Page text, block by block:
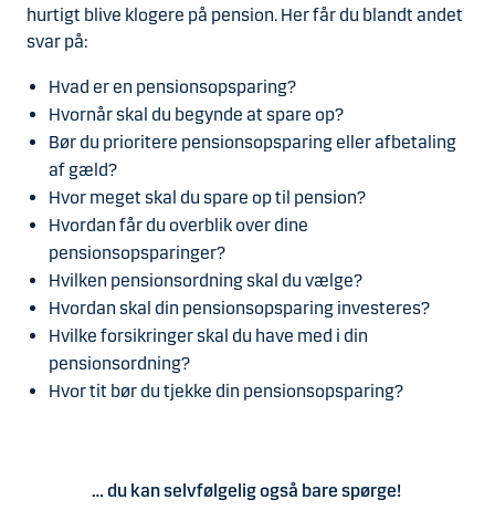
hurtigt blive klogere på pension. Her får du blandt andet
svar på:
Hvad er en pensionsopsparing?
Hvornår skal du begynde at spare op?
Bør du prioritere pensionsopsparing eller afbetaling
af gæld?
Hvor meget skal du spare op til pension?
Hvordan får du overblik over dine
pensionsopsparinger?
Hvilken pensionsordning skal du vælge?
Hvordan skal din pensionsopsparing investeres?
Hvilke forsikringer skal du have med i din
pensionsordning?
Hvor tit bør du tjekke din pensionsopsparing?
… du kan selvfølgelig også bare spørge!